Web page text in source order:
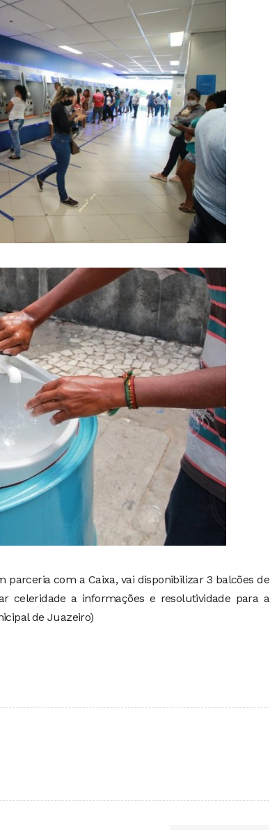
parceria com a Caixa, vai disponibilizar 3 balcões de
celeridade a informações e resolutividade para a
de Juazeiro)